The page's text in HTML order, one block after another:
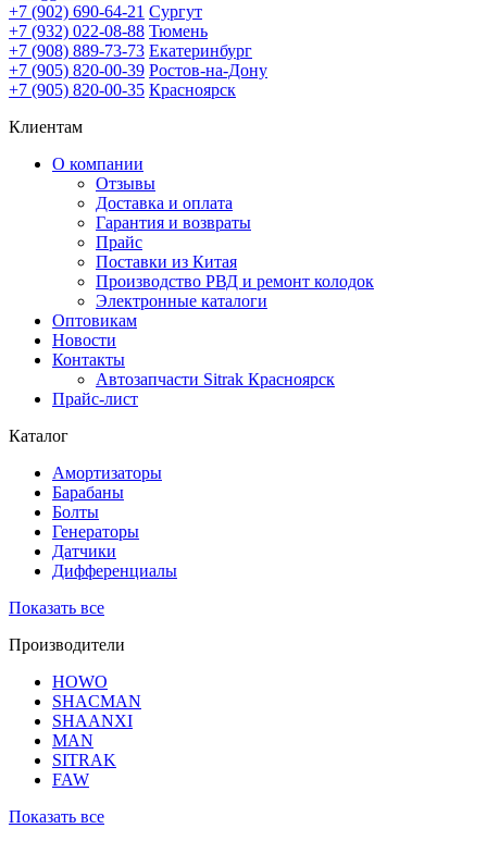
+7 (902) 690-64-21 Сургут
+7 (932) 022-08-88 Тюмень
+7 (908) 889-73-73 Екатеринбург
+7 (905) 820-00-39 Ростов-на-Дону
+7 (905) 820-00-35 Красноярск
Клиентам
О компании
Отзывы
Доставка и оплата
Гарантия и возвраты
Прайс
Поставки из Китая
Производство РВД и ремонт колодок
Электронные каталоги
Оптовикам
Новости
Контакты
Автозапчасти Sitrak Красноярск
Прайс-лист
Каталог
Амортизаторы
Барабаны
Болты
Генераторы
Датчики
Дифференциалы
Показать все
Производители
HOWO
SHACMAN
SHAANXI
MAN
SITRAK
FAW
Показать все